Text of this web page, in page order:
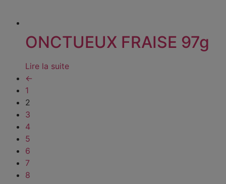
ONCTUEUX FRAISE 97g
Lire la suite
←
1
2
3
4
5
6
7
8